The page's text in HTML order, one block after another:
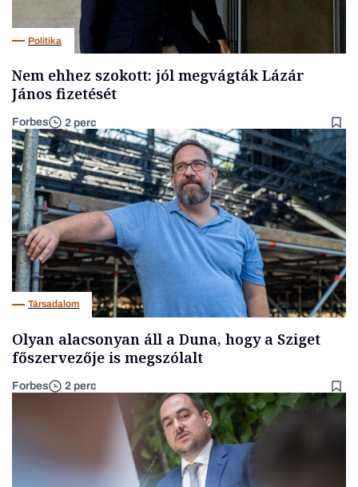
Politika
Nem ehhez szokott: jól megvágták Lázár
János fizetését
Forbes 2 perc
Társadalom
Olyan alacsonyan áll a Duna, hogy a Sziget
főszervezője is megszólalt
Forbes 2 perc